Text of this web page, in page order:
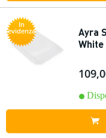
In
evidenza
Ayra